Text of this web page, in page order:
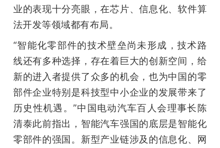
业的表现十分亮眼，在芯片、信息化、软件算
法开发等领域都有布局。
“智能化零部件的技术壁垒尚未形成，技术路
线还有多种选择，存在着巨大的创新空间，给
新的进入者提供了众多的机会，也为中国的零
部件企业特别是科技型中小企业的发展带来了
历史性机遇。”中国电动汽车百人会理事长陈
清泰此前指出，智能汽车强国的底层是智能化
零部件的强国。新型产业链涉及的信息化、网